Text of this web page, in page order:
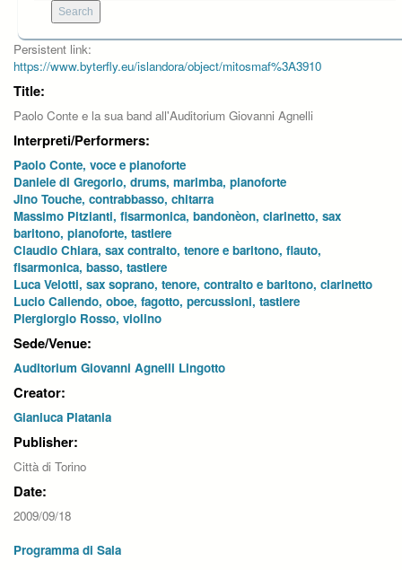
Persistent link:
https://www.byterfly.eu/islandora/object/mitosmaf%3A3910
Title:
Paolo Conte e la sua band all'Auditorium Giovanni Agnelli
Interpreti/Performers:
Paolo Conte, voce e pianoforte
Daniele di Gregorio, drums, marimba, pianoforte
Jino Touche, contrabbasso, chitarra
Massimo Pitzianti, fisarmonica, bandonèon, clarinetto, sax
baritono, pianoforte, tastiere
Claudio Chiara, sax contralto, tenore e baritono, flauto,
fisarmonica, basso, tastiere
Luca Velotti, sax soprano, tenore, contralto e baritono, clarinetto
Lucio Caliendo, oboe, fagotto, percussioni, tastiere
Piergiorgio Rosso, violino
Sede/Venue:
Auditorium Giovanni Agnelli Lingotto
Creator:
Gianluca Platania
Publisher:
Città di Torino
Date:
2009/09/18
Programma di Sala